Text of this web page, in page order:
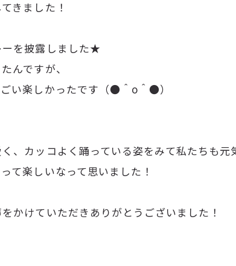
きました！
ーを披露しました★
んですが、
い楽しかったです（●＾o＾●）
、カッコよく踊っている姿をみて私たち
て楽しいなって思いました！
かけていただきありがとうございました！